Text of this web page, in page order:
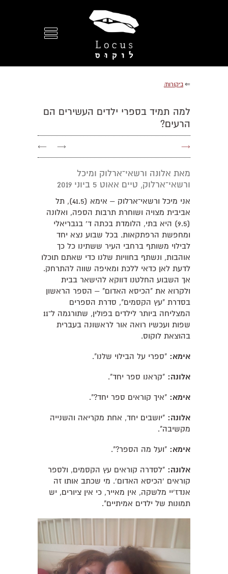
⇐ ביקורות/
למה תמיד בספרי ילדים העשירים הם
הרעים?
→
→
←
מאת אלונה ורשאי־ארלוק ומיכל
ורשאי־ארלוק, טיים אאוט 5 ביוני 2019
אני מיכל ורשאי־ארלוק – אימא (41.5), תל
אביבית מצויה ושוחרת תרבות הספה, ואלונה
(9.5) היא בתי, הלומדת בכתה ד' בגבריאלי
ומחפשת הרפתקאות. בכל שבוע נצא יחד
לבילוי משותף ברחבי העיר ששתינו כל כך
אוהבות, ונשתף בחוויות שלנו כדי שאתם תוכלו
לדעת לאן כדאי ללכת ומאיפה שווה להתרחק.
אך השבוע החלטנו דווקא להישאר בבית
ולקרוא את "הכיסא האדום" – הספר הראשון
בסדרת "עץ הקסמים", סדרת הספרים
המצליחה ביותר לילדים בפולין, שתורגמה ל־11
שפות ועכשיו רואה אור לראשונה בעברית
בהוצאת לוקוס.
אימא: "ספרי על הבילוי שלנו".
אלונה: "קראנו ספר יחד".
אימא: "איך קוראים ספר יחד?".
אלונה: "יושבים יחד, אחת מקריאה והשנייה
מקשיבה".
אימא: "ועל מה הספר?".
אלונה: "לסדרה קוראים עץ הקסמים, ולספר
קוראים 'הכיסא האדום'. מי שכתב אותו זה
אנדז'יי מלשקה, אין מאייר, כי אין ציורים, יש
תמונות של ילדים אמיתיים".